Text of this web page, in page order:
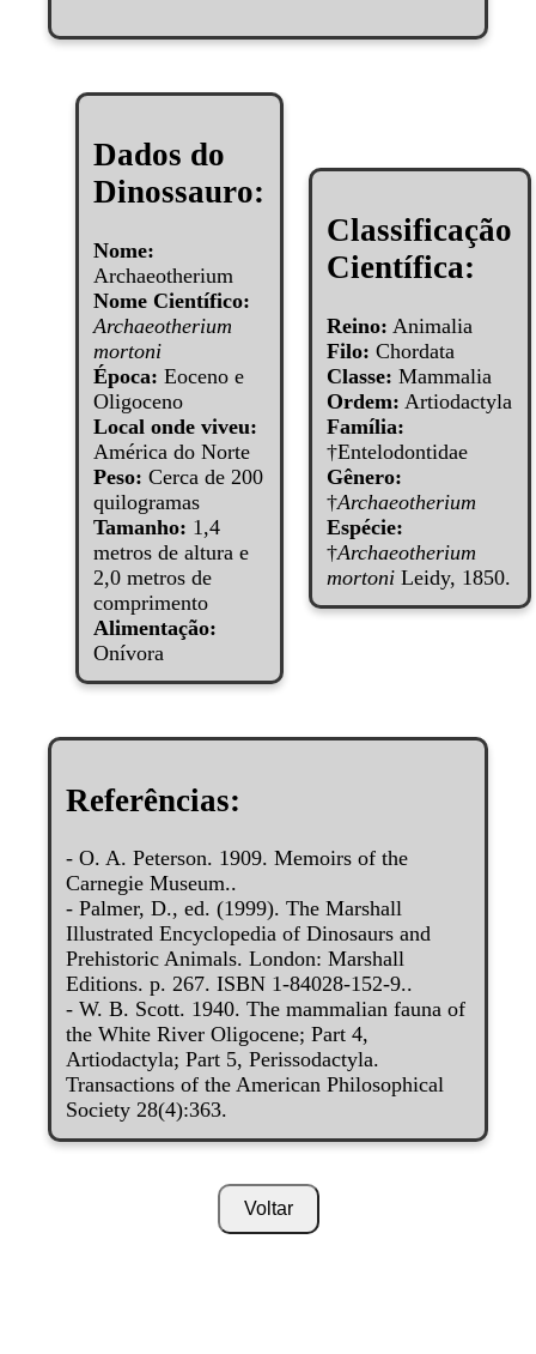
Dados do
Dinossauro:
Nome:
Archaeotherium
Nome Científico:
Archaeotherium
mortoni
Época: Eoceno e
Oligoceno
Local onde viveu:
América do Norte
Peso: Cerca de 200
quilogramas
Tamanho: 1,4
metros de altura e
2,0 metros de
comprimento
Alimentação:
Onívora
Classificação
Científica:
Reino: Animalia
Filo: Chordata
Classe: Mammalia
Ordem: Artiodactyla
Família:
†Entelodontidae
Gênero:
†Archaeotherium
Espécie:
†Archaeotherium
mortoni Leidy, 1850.
Referências:
- O. A. Peterson. 1909. Memoirs of the
Carnegie Museum..
- Palmer, D., ed. (1999). The Marshall
Illustrated Encyclopedia of Dinosaurs and
Prehistoric Animals. London: Marshall
Editions. p. 267. ISBN 1-84028-152-9..
- W. B. Scott. 1940. The mammalian fauna of
the White River Oligocene; Part 4,
Artiodactyla; Part 5, Perissodactyla.
Transactions of the American Philosophical
Society 28(4):363.
Voltar